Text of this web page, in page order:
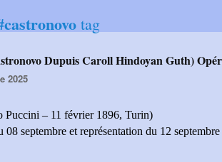
tag
Dupuis Caroll Hindoyan Guth)
2025
Puccini – 11 février 1896, Turin)
08 septembre et représentation du 12